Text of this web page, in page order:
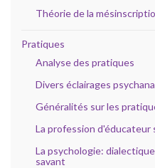
Théorie de la
Pratiques
Analyse des pratiques
Divers éclairages
Généralités sur les
La profession d'éducateur
La psychologie:
savant